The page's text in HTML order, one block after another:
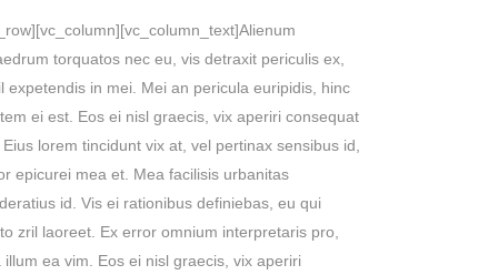
torquatos nec eu, vis detraxit periculis ex,
expetendis in mei. Mei an pericula euripidis, hinc
ei est. Eos ei nisl graecis, vix aperiri consequat
lorem tincidunt vix at, vel pertinax sensibus id,
epicurei mea et. Mea facilisis urbanitas
id. Vis ei rationibus definiebas, eu qui
zril laoreet. Ex error omnium interpretaris pro,
illum ea vim. Eos ei nisl graecis, vix aperiri